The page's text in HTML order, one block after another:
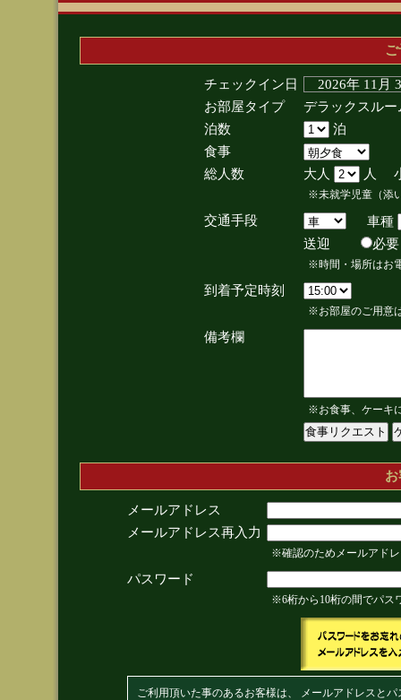
チェックイン日
2026年 11
お部屋タイプ
デラックスル
泊数
泊
食事
総人数
大人 人
※未就学児童（添
交通手段
車種
送迎
※時間・場所はお
到着予定時刻
※お部屋のご用意
備考欄
※お食事、ケーキ
メールアドレス
メールアドレス再入力
※確認のためメールアド
パスワード
※6桁から10桁の間でパス
ご利用頂いた事のあるお客様は、 メールアドレスと